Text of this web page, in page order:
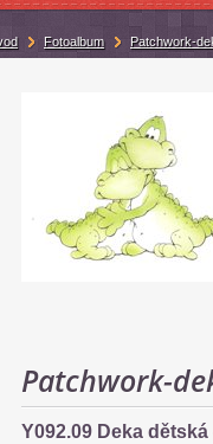
Patchwork-
Y092.09 Deka
Fotoalbum Patchwork-